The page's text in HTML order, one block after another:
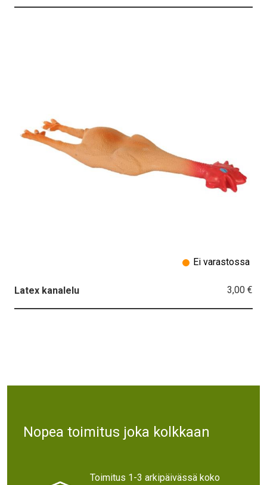
Latex kanalelu 3,00 €
Ei varastossa
Nopea toimitus joka kolkkaan
Toimitus 1-3 arkipäivässä koko